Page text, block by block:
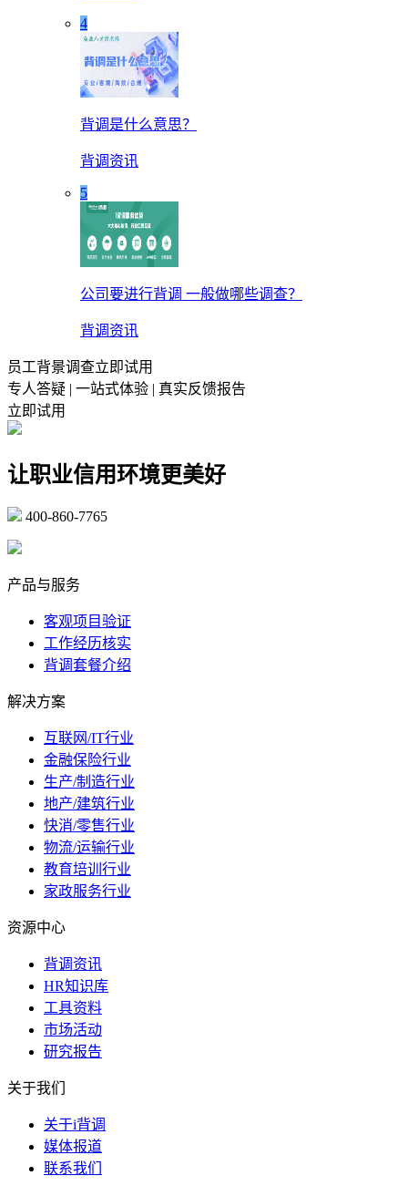
4
背调是什么意思？
背调资讯
5
公司要进行背调 一般做哪些调查？
背调资讯
员工背景调查立即试用
专人答疑 | 一站式体验 | 真实反馈报告
立即试用
让职业信用环境更美好
400-860-7765
产品与服务
客观项目验证
工作经历核实
背调套餐介绍
解决方案
互联网/IT行业
金融保险行业
生产/制造行业
地产/建筑行业
快消/零售行业
物流/运输行业
教育培训行业
家政服务行业
资源中心
背调资讯
HR知识库
工具资料
市场活动
研究报告
关于我们
关于i背调
媒体报道
联系我们